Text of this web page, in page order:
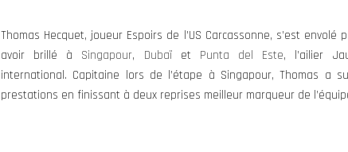
Thomas Hecquet, joueur Espoirs de l’US Carcassonne, s’est
avoir brillé à Singapour, Dubaïet Punta del Este, l’ailier
international. Capitaine lors de l’étape à Singapour, Thomas a
prestations en finissant à deux reprises meilleur marqueur de